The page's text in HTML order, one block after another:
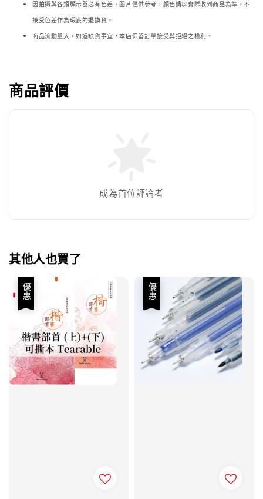
因拍攝與各類顯示器必有色差，圖片僅供參考，顏色請以實際收到商品為準。不
接受色差作為瑕疵的退換貨。
商品流動量大，如遇缺貨事宜，本店保留訂單接受與拒絕之權利。
商品評價
成為首位評論者
其他人也買了
優惠 優惠